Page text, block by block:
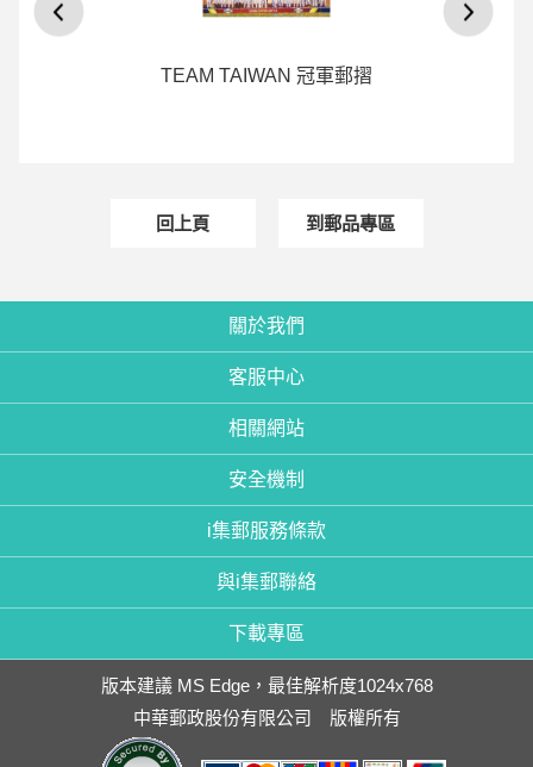
TEAM TAIWAN 冠軍郵摺
回上頁 到郵品專區
關於我們
客服中心
相關網站
安全機制
i集郵服務條款
與i集郵聯絡
下載專區
版本建議 MS Edge，最佳解析度1024x768
中華郵政股份有限公司 版權所有